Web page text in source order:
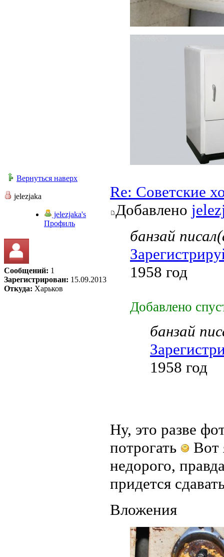
Вернуться наверх
jelezjaka
jelezjaka's
Профиль
Сообщений: 1
Зарегистрирован: 15.09.2013
Откуда: Харьков
Re: Советские
Добавлено
банзай
1958 год
Добавлено
банзай
1958 год
Ну, это разве
потрогать
Вот
недорого,
придется
Вложения